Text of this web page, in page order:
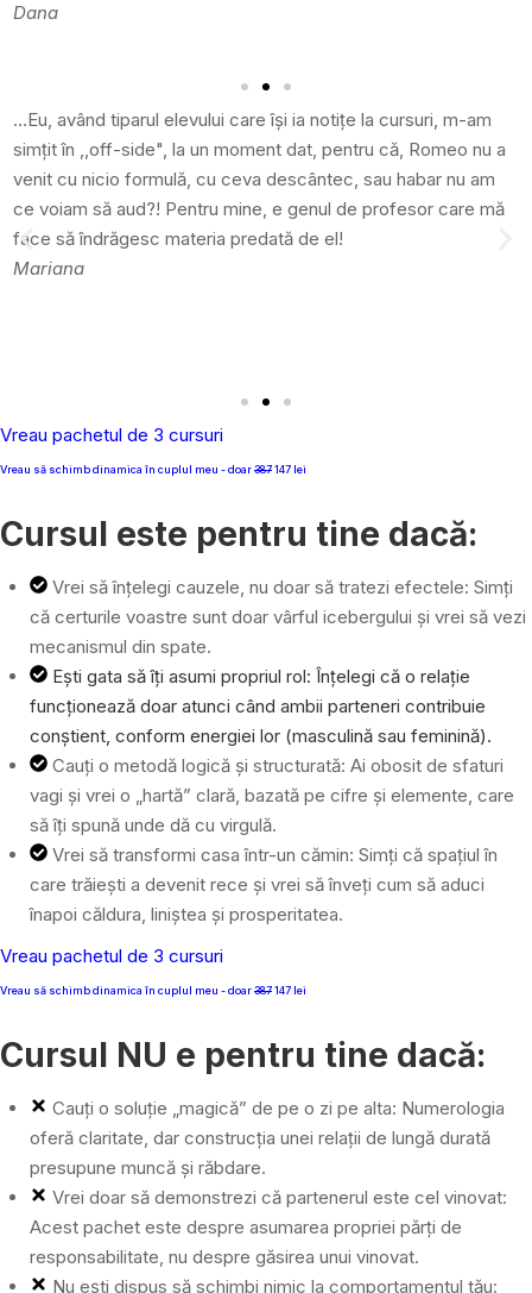
Dana
…Eu, având tiparul elevului care își ia notițe la cursuri, m-am
simțit în ,,off-side", la un moment dat, pentru că, Romeo nu a
venit cu nicio formulă, cu ceva descântec, sau habar nu am
ce voiam să aud?! Pentru mine, e genul de profesor care mă
face să îndrăgesc materia predată de el!
Mariana
Vreau pachetul de 3 cursuri
Vreau să schimb dinamica în cuplul meu - doar387147 lei
Cursul este pentru tine dacă:
Vrei să înțelegi cauzele, nu doar să tratezi efectele: Simți
că certurile voastre sunt doar vârful icebergului și vrei să vezi
mecanismul din spate.
Ești gata să îți asumi propriul rol: Înțelegi că o relație
funcționează doar atunci când ambii parteneri contribuie
conștient, conform energiei lor (masculină sau feminină).
Cauți o metodă logică și structurată: Ai obosit de sfaturi
vagi și vrei o „hartă” clară, bazată pe cifre și elemente, care
să îți spună unde dă cu virgulă.
Vrei să transformi casa într-un cămin: Simți că spațiul în
care trăiești a devenit rece și vrei să înveți cum să aduci
înapoi căldura, liniștea și prosperitatea.
Vreau pachetul de 3 cursuri
Vreau să schimb dinamica în cuplul meu - doar387147 lei
Cursul NU e pentru tine dacă:
Cauți o soluție „magică” de pe o zi pe alta: Numerologia
oferă claritate, dar construcția unei relații de lungă durată
presupune muncă și răbdare.
Vrei doar să demonstrezi că partenerul este cel vinovat:
Acest pachet este despre asumarea propriei părți de
responsabilitate, nu despre găsirea unui vinovat.
Nu ești dispus să schimbi nimic la comportamentul tău: